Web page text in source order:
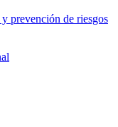
prevención de riesgos